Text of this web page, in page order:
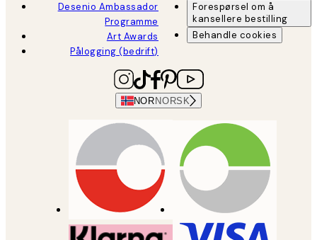
Desenio Ambassador
Programme
Art Awards
Pålogging (bedrift)
Forespørsel om å
kansellere bestilling
Behandle cookies
NOR NORSK